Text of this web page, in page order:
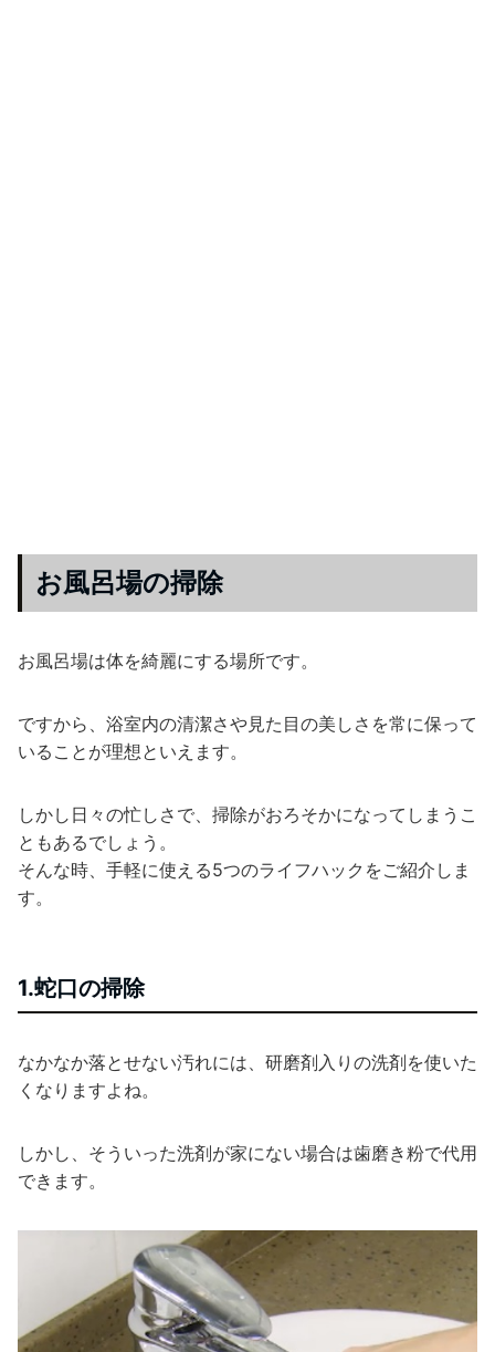
お風呂場の掃除
お風呂場は体を綺麗にする場所です。
ですから、浴室内の清潔さや見た目の美しさを常に保って
いることが理想といえます。
しかし日々の忙しさで、掃除がおろそかになってしまうこ
ともあるでしょう。
そんな時、手軽に使える5つのライフハックをご紹介しま
す。
1.蛇口の掃除
なかなか落とせない汚れには、研磨剤入りの洗剤を使いた
くなりますよね。
しかし、そういった洗剤が家にない場合は歯磨き粉で代用
できます。